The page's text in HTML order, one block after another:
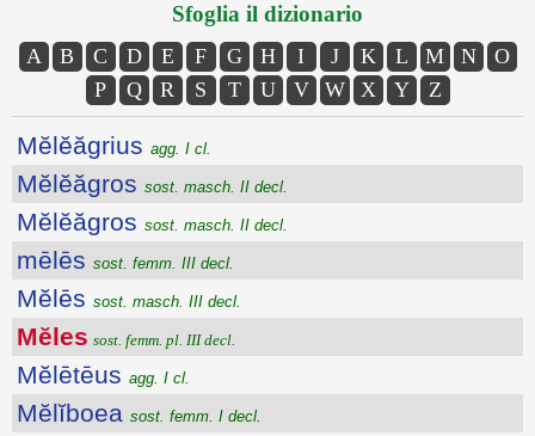
Sfoglia il dizionario
A B C D E F G H I J K L M N
O
P
Q R S T U V W X Y Z
Mĕlĕăgrius agg. I cl.
Mĕlĕăgros sost. masch. II decl.
Mĕlĕăgros sost. masch. II decl.
mēlēs sost. femm. III decl.
Mĕlēs sost. masch. III decl.
Mĕles sost. femm. pl. III decl.
Mĕlētēus agg. I cl.
Mĕlĭboea sost. femm. I decl.